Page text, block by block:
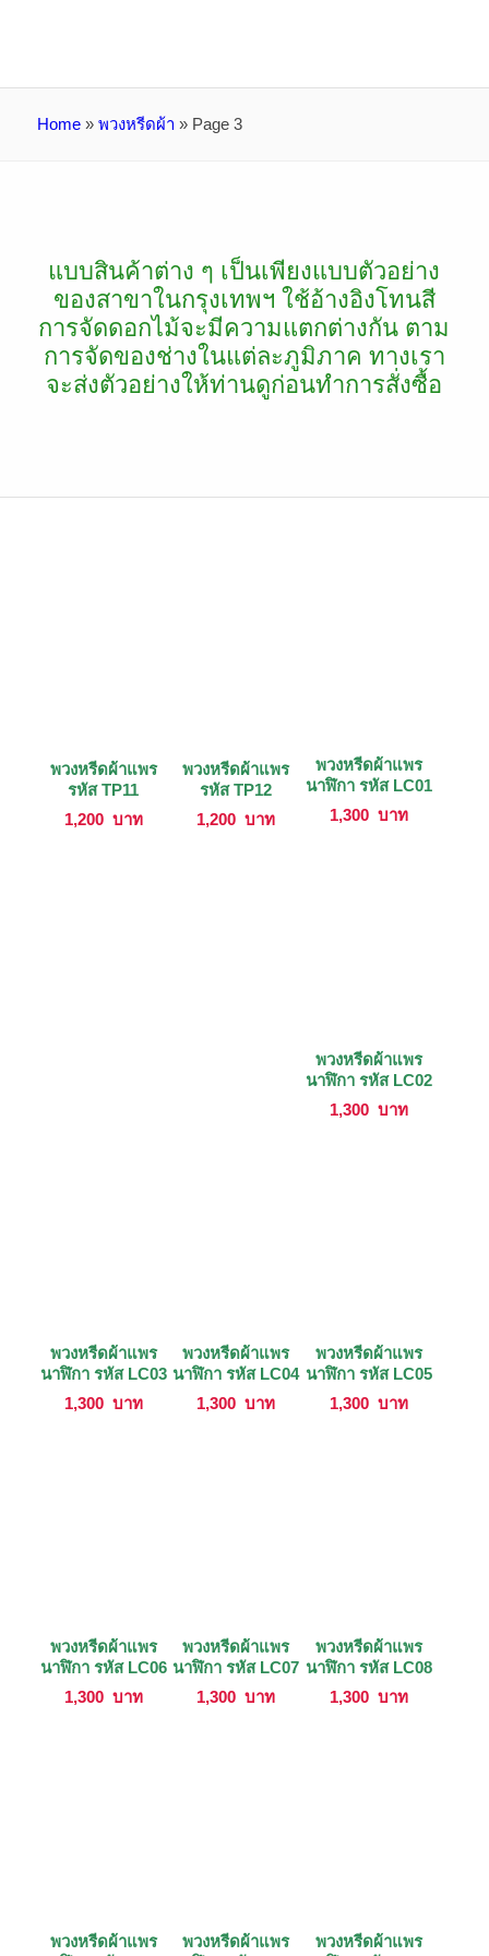
Home» พวงหรีดผ้า » Page 3
แบบสินค้าต่าง ๆ เป็นเพียงแบบตัวอย่าง
ของสาขาในกรุงเทพฯ ใช้อ้างอิงโทนสี
การจัดดอกไม้จะมีความแตกต่างกัน ตาม
การจัดของช่างในแต่ละภูมิภาค ทางเรา
จะส่งตัวอย่างให้ท่านดูก่อนทำการสั่งซื้อ
พวงหรีดผ้าแพร
รหัส TP11
1,200 บาท
พวงหรีดผ้าแพร
รหัส TP12
1,200 บาท
พวงหรีดผ้าแพร
นาฬิกา รหัส LC01
1,300 บาท
พวงหรีดผ้าแพร
นาฬิกา รหัส LC02
1,300 บาท
พวงหรีดผ้าแพร
นาฬิกา รหัส LC03
1,300 บาท
พวงหรีดผ้าแพร
นาฬิกา รหัส LC04
1,300 บาท
พวงหรีดผ้าแพร
นาฬิกา รหัส LC05
1,300 บาท
พวงหรีดผ้าแพร
นาฬิกา รหัส LC06
1,300 บาท
พวงหรีดผ้าแพร
นาฬิกา รหัส LC07
1,300 บาท
พวงหรีดผ้าแพร
นาฬิกา รหัส LC08
1,300 บาท
พวงหรีดผ้าแพร
พวงหรีดผ้าแพร
พวงหรีดผ้าแพร